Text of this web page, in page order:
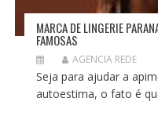
MARCA DE LINGERIE
FAMOSAS
AGENCIA REDE
Seja para ajudar a
autoestima, o fato é